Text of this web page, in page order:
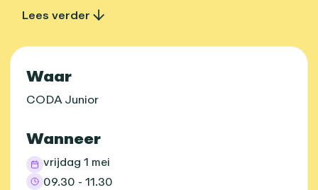
Lees verder
Praktische informatie
Waar
CODA Junior
Wanneer
vrijdag 1 mei
09.30 - 11.30